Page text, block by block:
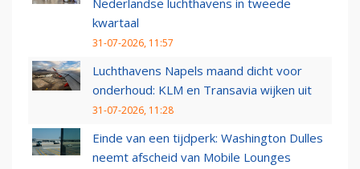
kwartaal
31-07-2026, 11:57
Luchthavens Napels maand dicht voor
onderhoud: KLM en Transavia wijken uit
31-07-2026, 11:28
Einde van een tijdperk: Washington Dulles
neemt afscheid van Mobile Lounges